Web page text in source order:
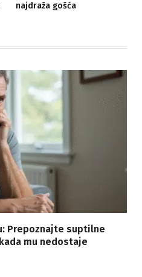
najdraža gošća
Prepoznajte suptilne
mu nedostaje